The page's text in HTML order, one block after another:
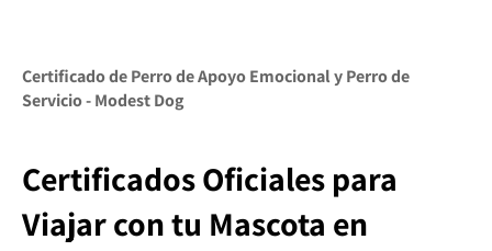
Certificado de Perro de Apoyo Emocional y Perro de
Servicio - Modest Dog
Certificados Oficiales para
Viajar con tu Mascota en